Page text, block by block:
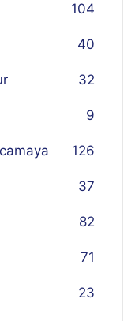
104
40
32
9
126
37
82
71
23